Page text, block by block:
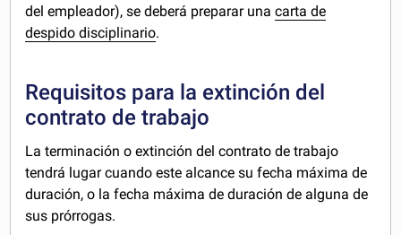
del empleador), se deberá preparar unacarta de
despido disciplinario.
Requisitos para la extinción del
contrato de trabajo
La terminación o extinción del contrato de trabajo
tendrá lugar cuando este alcance su fecha máxima de
duración, o la fecha máxima de duración de alguna de
sus prórrogas.